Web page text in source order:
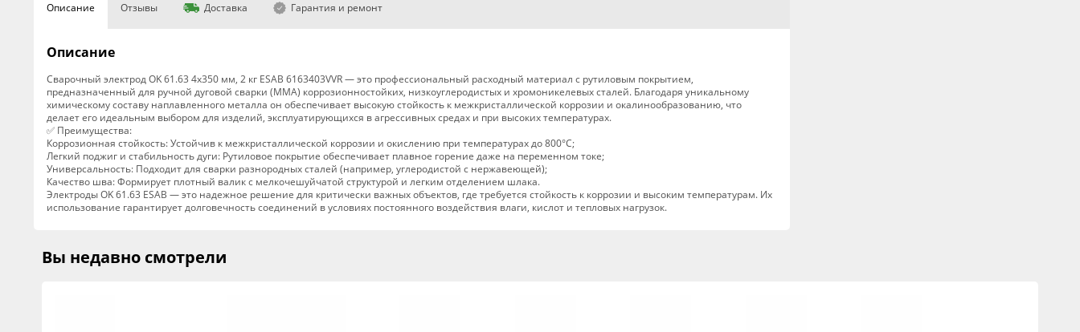
Описание Отзывы Доставка Гарантия и ремонт
Описание
Сварочный электрод OK 61.63 4x350 мм, 2 кг ESAB 6163403VVR — это профессиональный расходный материал с рутиловым покрытием,
предназначенный для ручной дуговой сварки (MMA) коррозионностойких, низкоуглеродистых и хромоникелевых сталей. Благодаря уникальному
химическому составу наплавленного металла он обеспечивает высокую стойкость к межкристаллической коррозии и окалинообразованию, что
делает его идеальным выбором для изделий, эксплуатирующихся в агрессивных средах и при высоких температурах.
✅ Преимущества:
Коррозионная стойкость: Устойчив к межкристаллической коррозии и окислению при температурах до 800°C;
Легкий поджиг и стабильность дуги: Рутиловое покрытие обеспечивает плавное горение даже на переменном токе;
Универсальность: Подходит для сварки разнородных сталей (например, углеродистой с нержавеющей);
Качество шва: Формирует плотный валик с мелкочешуйчатой структурой и легким отделением шлака.
Электроды OK 61.63 ESAB — это надежное решение для критически важных объектов, где требуется стойкость к коррозии и высоким температурам. Их
использование гарантирует долговечность соединений в условиях постоянного воздействия влаги, кислот и тепловых нагрузок.
Вы недавно смотрели